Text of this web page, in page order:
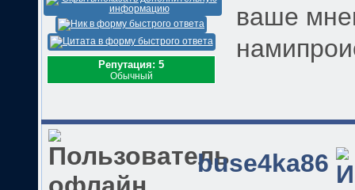
Репутация: 5
Обычный
ваше
buse4ka86